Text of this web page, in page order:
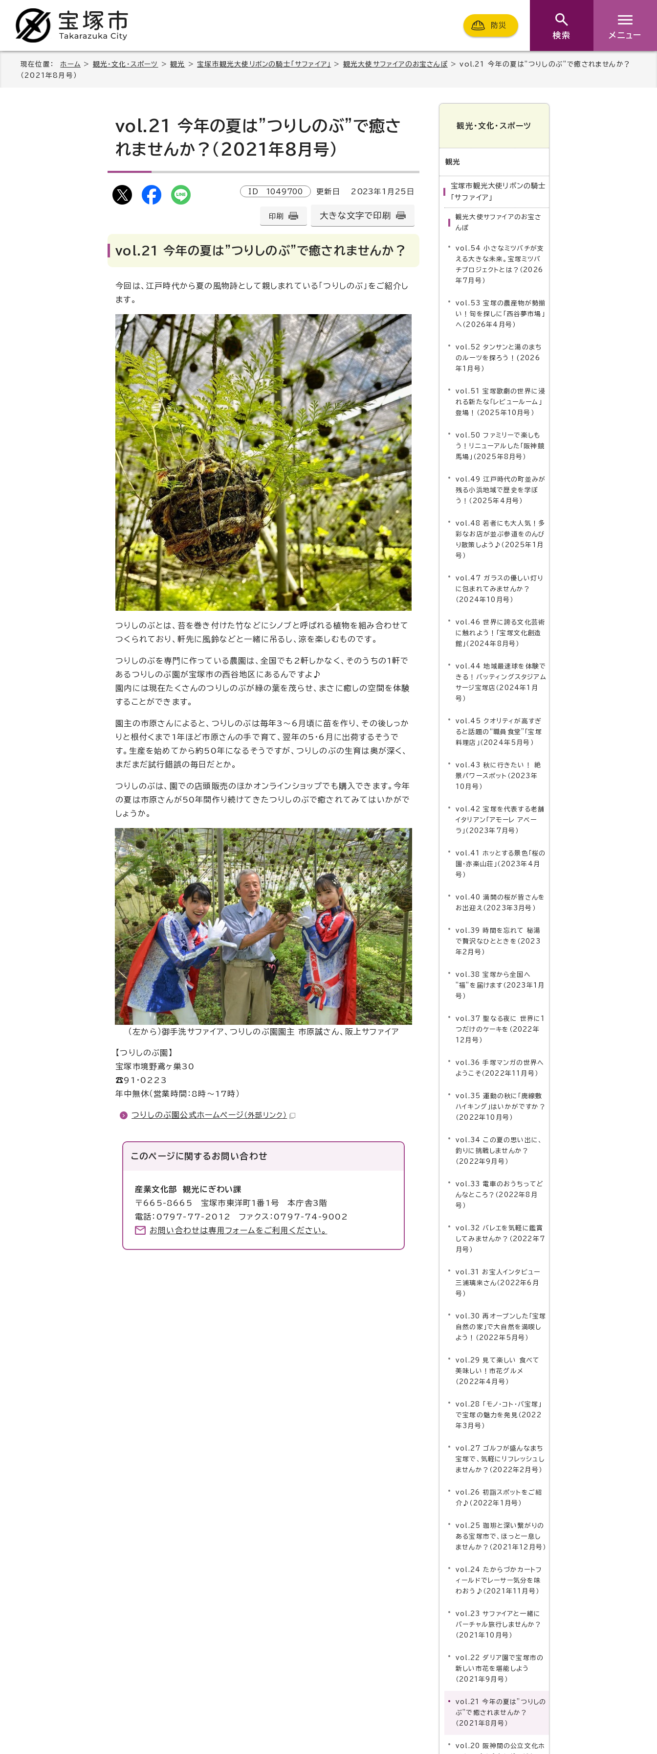
防災
検索 メニュー
現在位置： ホーム > 観光・文化・スポーツ >観光 > 宝塚市観光大使リボンの騎士「サファイア」 > 観光大使サファイアのお宝さんぽ > vol.21 今年の夏は”つりしのぶ”で癒されませんか？
（2021年8月号）
vol.21 今年の夏は”つりしのぶ”で癒さ
れませんか？（2021年8月号）
ID 1049700 更新日 2023年1月 25 日
印刷 大きな文字で印刷
vol.21 今年の夏は”つりしのぶ”で癒されませんか？
今回は、江戸時代から夏の風物詩として親しまれている「つりしのぶ」をご紹介し
ます。
つりしのぶとは、苔を巻き付けた竹などにシノブと呼ばれる植物を組み合わせて
つくられており、軒先に風鈴などと一緒に吊るし、涼を楽しむものです。
つりしのぶを専門に作っている農園は、全国でも2軒しかなく、そのうちの1軒で
あるつりしのぶ園が宝塚市の西谷地区にあるんですよ♪
園内には現在たくさんのつりしのぶが緑の葉を茂らせ、まさに癒しの空間を体験
することができます。
園主の市原さんによると、つりしのぶは毎年3～6月頃に苗を作り、その後しっか
りと根付くまで1年ほど市原さんの手で育て、翌年の5・6月に出荷するそうで
す。生産を始めてから約50年になるそうですが、つりしのぶの生育は奥が深く、
まだまだ試行錯誤の毎日だとか。
つりしのぶは、園での店頭販売のほかオンラインショップでも購入できます。今年
の夏は市原さんが50年間作り続けてきたつりしのぶで癒されてみてはいかがで
しょうか。
（左から）御手洗サファイア、つりしのぶ園園主 市原誠さん、阪上サファイア
【つりしのぶ園】
宝塚市境野鳶ヶ巣30
☎91・0223
年中無休（営業時間：8時～17時）
つりしのぶ園公式ホームページ （外部リンク）
このページに関する お問い合わせ
産業文化部 観光にぎわい課
〒665-8665 宝塚市東洋町1番1号 本庁舎3階
電話：0797-77-2012 ファクス：0797-74-9002
お問い合わせは専用フォームをご利用ください。
観光・文化・スポーツ
観光
宝塚市観光大使リボンの騎士
「サファイア」
観光大使サファイアのお宝さ
んぽ
vol.54 小さなミツバチが支
える大きな未来。宝塚ミツバ
チプロジェクトとは？（2026
年7月号）
vol.53 宝塚の農産物が勢揃
い！旬を探しに「西谷夢市場」
へ（2026年4月号）
vol.52 タンサンと湯のまち
のルーツを探ろう！(2026
年1月号）
vol.51 宝塚歌劇の世界に浸
れる新たな「レビュールーム」
登場！（2025年10月号）
vol.50 ファミリーで楽しも
う！リニューアルした「阪神競
馬場」（2025年8月号）
vol.49 江戸時代の町並みが
残る小浜地域で歴史を学ぼ
う！（2025年4月号）
vol.48 若者にも大人気！多
彩なお店が並ぶ参道をのんび
り散策しよう♪（2025年1月
号）
vol.47 ガラスの優しい灯り
に包まれてみませんか？
（2024年10月号）
vol.46 世界に誇る文化芸術
に触れよう！「宝塚文化創造
館」（2024年8月号）
vol.44 地域最速球を体験で
きる！バッティングスタジアム
サージ宝塚店（2024年1月
号）
vol.45 クオリティが高すぎ
ると話題の“職員食堂”「宝塚
料理店」（2024年5月号）
vol.43 秋に行きたい！ 絶
景パワースポット（2023年
10月号）
vol.42 宝塚を代表する老舗
イタリアン「アモーレ アベー
ラ」（2023年7月号）
vol.41 ホッとする景色「桜の
園・亦楽山荘」（2023年4月
号）
vol.40 満開の桜が皆さんを
お出迎え（2023年3月号）
vol.39 時間を忘れて 秘湯
で贅沢なひとときを（2023
年2月号）
vol.38 宝塚から全国へ
”福”を届けます（2023年1月
号）
vol.37 聖なる夜に 世界に1
つだけのケーキを（2022年
12月号）
vol.36 手塚マンガの世界へ
ようこそ（2022年11月号）
vol.35 運動の秋に「廃線敷
ハイキング」はいかがですか？
（2022年10月号）
vol.34 この夏の思い出に、
釣りに挑戦しませんか？
（2022年9月号）
vol.33 電車のおうちってど
んなところ？（2022年8月
号）
vol.32 バレエを気軽に鑑賞
してみませんか？（2022年7
月号）
vol.31 お宝人インタビュー
三浦璃来さん（2022年6月
号）
vol.30 再オープンした「宝塚
自然の家」で大自然を満喫し
よう！（2022年5月号）
vol.29 見て楽しい 食べて
美味しい！市花グルメ
（2022年4月号）
vol.28 「モノ・コト・バ宝塚」
で宝塚の魅力を発見（2022
年3月号）
vol.27 ゴルフが盛んなまち
宝塚で、気軽にリフレッシュし
ませんか？（2022年2月号）
vol.26 初詣スポットをご紹
介♪（2022年1月号）
vol.25 珈琲と深い繋がりの
ある宝塚市で、ほっと一息し
ませんか？（2021年12月号）
vol.24 たからづかカートフ
ィールドでレーサー気分を味
わおう♪（2021年11月号）
vol.23 サファイアと一緒に
バーチャル旅行しませんか？
（2021年10月号）
vol.22 ダリア園で宝塚市の
新しい市花を堪能しよう
（2021年9月号）
vol.21 今年の夏は”つりしの
ぶ”で癒されませんか？
（2021年8月号）
vol.20 阪神間の公立文化ホ